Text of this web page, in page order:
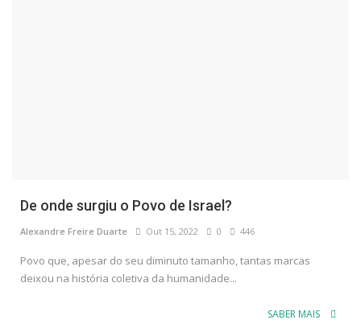
De onde surgiu o Povo de Israel?
Alexandre Freire Duarte Out 15, 2022 0 446
Povo que, apesar do seu diminuto tamanho, tantas marcas
deixou na história coletiva da humanidade...
SABER MAIS